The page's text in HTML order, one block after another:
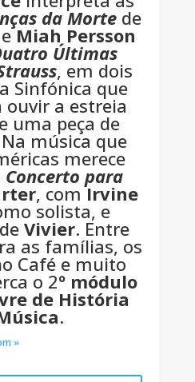
da Morte de
eMiah Persson
Últimas
, em dois
Sinfónica que
ouvir a estreia
uma peça de
música que
merece
Concerto para
, comIrvine
solista, e
Vivier. Entre
as famílias, os
Café e muito
o 2º módulo
de História
.
»